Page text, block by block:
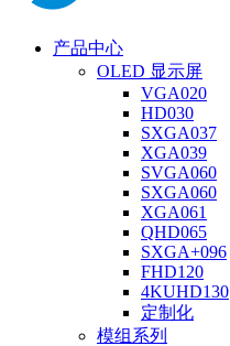
产品中心
OLED 显示屏
VGA020
HD030
SXGA037
XGA039
SVGA060
SXGA060
XGA061
QHD065
SXGA+096
FHD120
4KUHD130
定制化
模组系列